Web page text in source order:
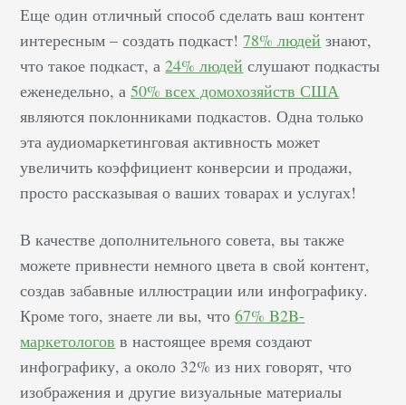
Еще один отличный способ сделать ваш контент
интересным – создать подкаст!78% людей знают,
что такое подкаст, а24% людей слушают подкасты
еженедельно, а50% всех домохозяйств США
являются поклонниками подкастов. Одна только
эта аудиомаркетинговая активность может
увеличить коэффициент конверсии и продажи,
просто рассказывая о ваших товарах и услугах!
В качестве дополнительного совета, вы также
можете привнести немного цвета в свой контент,
создав забавные иллюстрации или инфографику.
Кроме того, знаете ли вы, что67% B2B-
маркетологов в настоящее время создают
инфографику, а около 32% из них говорят, что
изображения и другие визуальные материалы